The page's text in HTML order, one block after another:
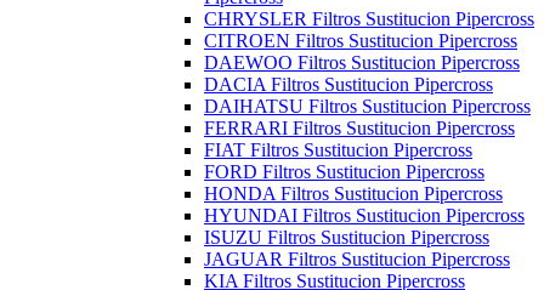
CHRYSLER Filtros Sustitucion Pipercross
CITROEN Filtros Sustitucion Pipercross
DAEWOO Filtros Sustitucion Pipercross
DACIA Filtros Sustitucion Pipercross
DAIHATSU Filtros Sustitucion Pipercross
FERRARI Filtros Sustitucion Pipercross
FIAT Filtros Sustitucion Pipercross
FORD Filtros Sustitucion Pipercross
HONDA Filtros Sustitucion Pipercross
HYUNDAI Filtros Sustitucion Pipercross
ISUZU Filtros Sustitucion Pipercross
JAGUAR Filtros Sustitucion Pipercross
KIA Filtros Sustitucion Pipercross